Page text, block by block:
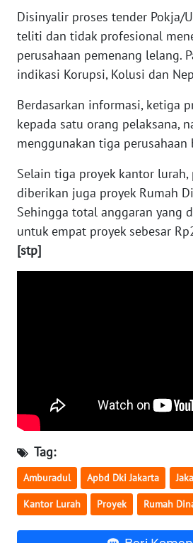
Disinyalir proses tender Pokja/
teliti dan tidak profesional
perusahaan pemenang lelang.
indikasi Korupsi, Kolusi dan
Berdasarkan informasi, ketiga
kepada satu orang pelaksana,
menggunakan tiga perusahaan
Selain tiga proyek kantor lurah,
diberikan juga proyek Rumah
Sehingga total anggaran yang
untuk empat proyek sebesar
[stp]
Tag:
Amburadul Apbd Dki Jakarta
Kantor Lurah Proyek Rumah
SUMBAR
WN
SUMSEL
WN
BENGKULU
LAMPUNG
WN
JATENG
WN
BALI
WN
KALBAR